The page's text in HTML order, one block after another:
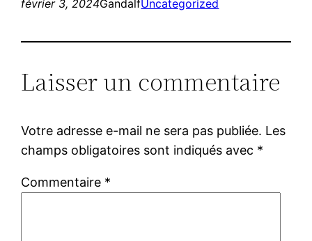
février 3, 2024GandalfUncategorized
Laisser un commentaire
Votre adresse e-mail ne sera pas publiée. Les
champs obligatoires sont indiqués avec *
Commentaire *